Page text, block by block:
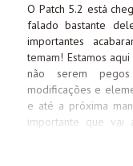
O Patch 5.2 está
falado bastante
importantes
temam! Estamos
não serem
modificações e
e até a próxima
importante que vai